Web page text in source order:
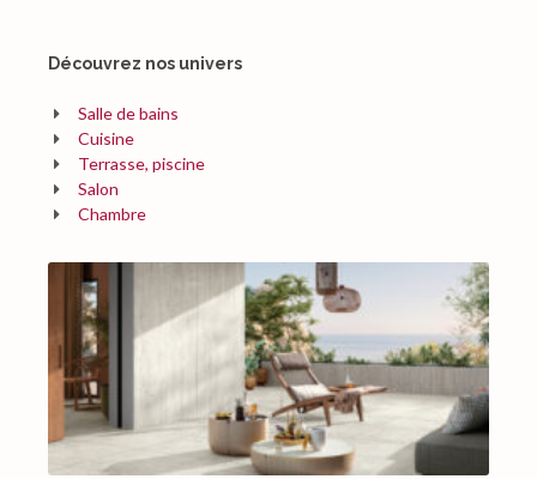
Découvrez nos univers
Salle de bains
Cuisine
Terrasse, piscine
Salon
Chambre